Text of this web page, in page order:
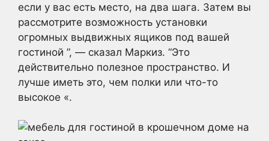
если у вас есть место, на два шага. Затем вы
рассмотрите возможность установки
огромных выдвижных ящиков под вашей
гостиной ”, — сказал Маркиз. “Это
действительно полезное пространство. И
лучше иметь это, чем полки или что-то
высокое «.